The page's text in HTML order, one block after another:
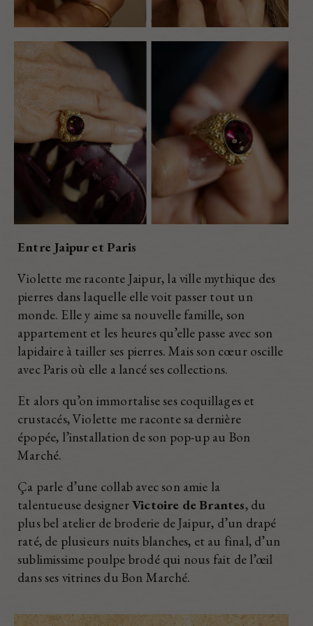
Entre Jaipur et Paris
Violette me raconte Jaipur, la ville mythique des
pierres dans laquelle elle voit passer tout un
monde. Elle y aime sa nouvelle famille, son
appartement et les heures qu’elle passe avec son
lapidaire à tailler ses pierres. Mais son cœur oscille
avec Paris où elle a lancé ses collections.
Et alors qu’on immortalise ses coquillages et
crustacés, Violette me raconte sa dernière
épopée, l’installation de son pop-up au Bon
Marché.
Ça parle d’une collab avec son amie la
talentueuse designerVictoire de Brantes, du
plus bel atelier de broderie de Jaipur, d’un drapé
raté, de plusieurs nuits blanches, et au final, d’un
sublimissime poulpe brodé qui nous fait de l’œil
dans ses vitrines du Bon Marché.